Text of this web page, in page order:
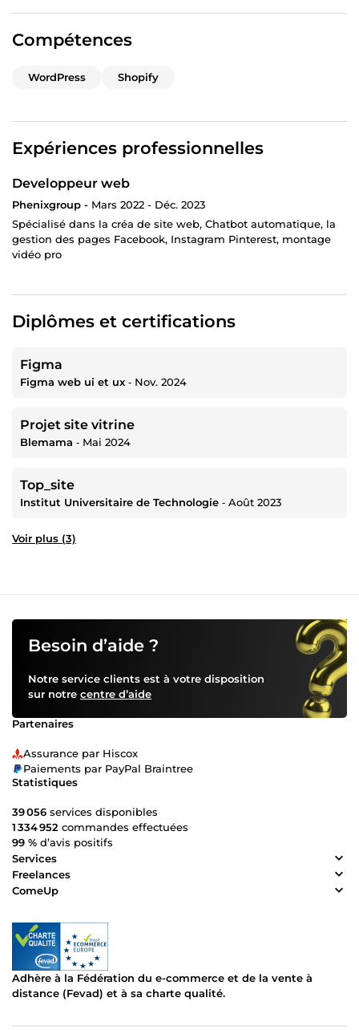
Compétences
WordPress Shopify
Expériences professionnelles
Developpeur web
Phenixgroup - Mars 2022 - Déc. 2023
Spécialisé dans la créa de site web, Chatbot automatique, la
gestion des pages Facebook, Instagram Pinterest, montage
vidéo pro
Diplômes et certifications
Figma
Figma web ui et ux ‐ Nov. 2024
Projet site vitrine
Blemama ‐ Mai 2024
Top_site
Institut Universitaire de Technologie ‐ Août 2023
Voir plus (3)
Besoin d’aide ?
Notre service clients est à votre disposition
sur notre centre d’aide
Partenaires
Assurance par Hiscox
Paiements par PayPal Braintree
Statistiques
39 056 services disponibles
1 334 952 commandes effectuées
99 % d’avis positifs
Services
Freelances
ComeUp
Adhère à la Fédération du e-commerce et de la vente à
distance (Fevad) et à sa charte qualité.